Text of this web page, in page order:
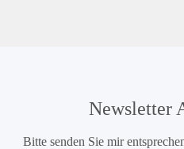
Newsletter
Bitte senden Sie mir